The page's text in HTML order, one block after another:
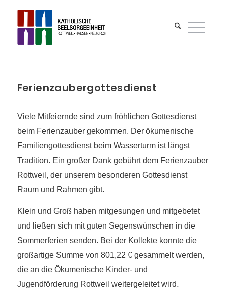
Ferienzaubergottesdienst
Viele Mitfeiernde sind zum fröhlichen Gottesdienst
beim Ferienzauber gekommen. Der ökumenische
Familiengottesdienst beim Wasserturm ist längst
Tradition. Ein großer Dank gebührt dem Ferienzauber
Rottweil, der unserem besonderen Gottesdienst
Raum und Rahmen gibt.
Klein und Groß haben mitgesungen und mitgebetet
und ließen sich mit guten Segenswünschen in die
Sommerferien senden. Bei der Kollekte konnte die
großartige Summe von 801,22 € gesammelt werden,
die an die Ökumenische Kinder- und
Jugendförderung Rottweil weitergeleitet wird.